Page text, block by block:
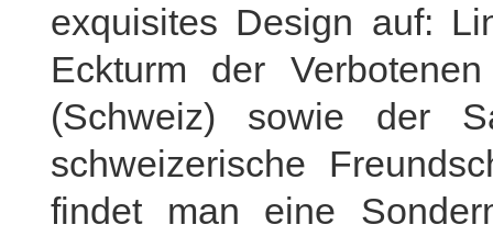
exquisites Design auf:
Eckturm der
(Schweiz) sowie der
schweizerische
findet man eine